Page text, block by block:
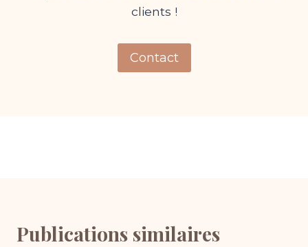
clients !
Contact
Publications similaires